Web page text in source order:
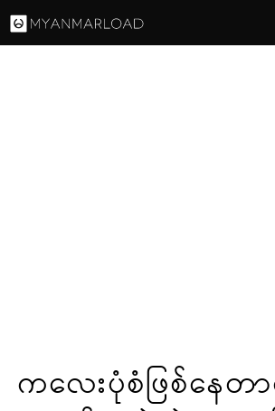
ကလေးပုံစံဖြစ်နေတာ